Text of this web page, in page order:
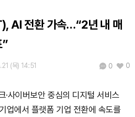
AI 전환 가속…“2년 내 매
(목) 14:51 0 0
·사이버보안 중심의 디지털 서비스
업에서 플랫폼 기업 전환에 속도를